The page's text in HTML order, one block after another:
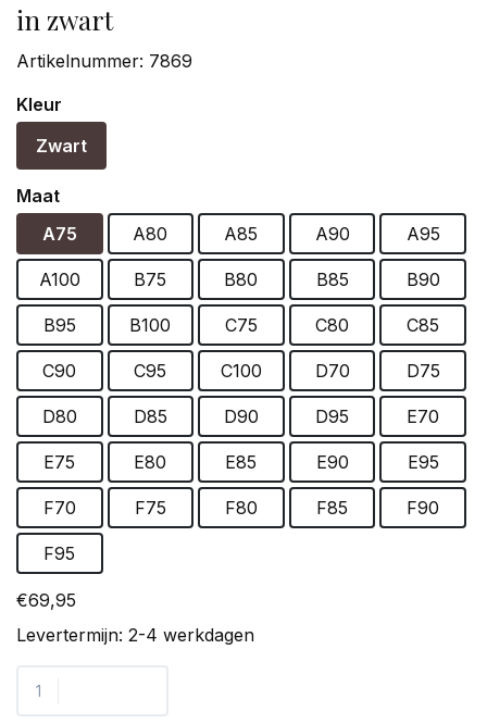
in zwart
Artikelnummer: 7869
Kleur
Zwart
Maat
A75
A80 A85 A90 A95
A100 B75 B80 B85 B90
B95 B100 C75 C80 C85
C90 C95 C100 D70 D75
D80 D85 D90 D95 E70
E75 E80 E85 E90 E95
F70 F75 F80 F85 F90
F95
€69,95
Levertermijn: 2-4 werkdagen